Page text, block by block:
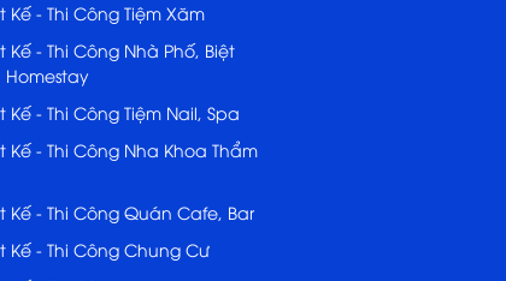
Kế - Thi Công Tiệm Xăm
Kế - Thi Công Nhà Phố, Biệt
Homestay
Kế - Thi Công Tiệm Nail, Spa
Kế - Thi Công Nha Khoa Thẩm
Kế - Thi Công Quán Cafe, Bar
Kế - Thi Công Chung Cư